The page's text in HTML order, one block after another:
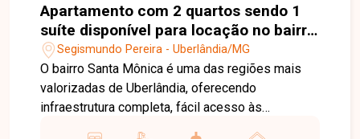
Apartamento com 2 quartos sendo 1
suíte disponível para locação no bairro
Santa Mônica em Uberlândia-MG
Segismundo Pereira - Uberlândia/MG
O bairro Santa Mônica é uma das regiões mais
valorizadas de Uberlândia, oferecendo
infraestrutura completa, fácil acesso às